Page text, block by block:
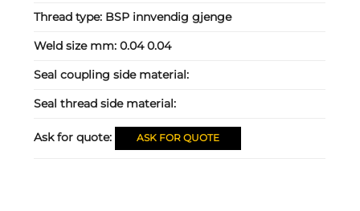
Thread type: BSP innvendig gjenge
Weld size mm:0.04 0.04
Seal coupling side material:
Seal thread side material:
Ask for quote: ASK FOR QUOTE